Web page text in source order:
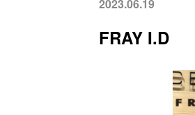
2023.06.19
FRAY I.D